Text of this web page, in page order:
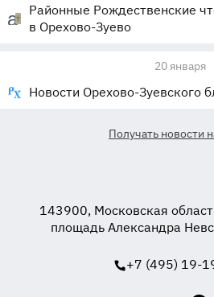
Районные Рождественские
в Орехово-Зуево
20 января
Новости Орехово-Зуевского
Получать новости
143900, Московская
площадь Александра
+7 (495) 19-